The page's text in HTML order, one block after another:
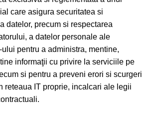
care asigura securitatea si
datelor, precum si respectarea
a datelor personale ale
pentru a administra, mentine,
informaţii cu privire la serviciile pe
si pentru a preveni erori si scurgeri
reteaua IT proprie, incalcari ale legii